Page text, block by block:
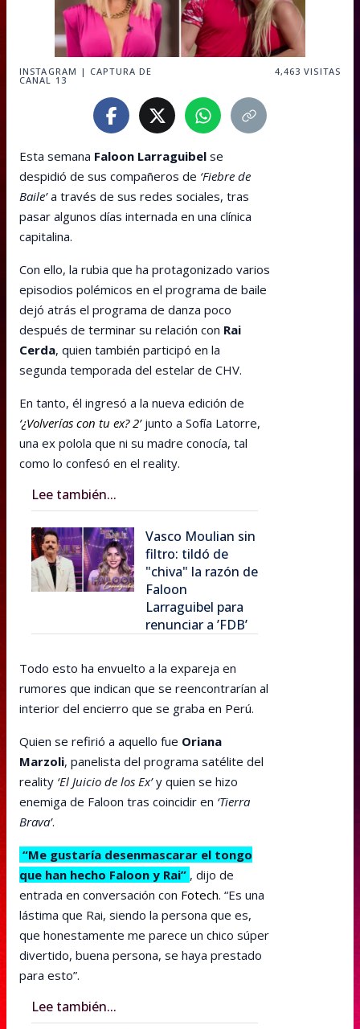
INSTAGRAM | CAPTURA DE
CANAL 13
4,463 VISITAS
Esta semana Faloon Larraguibel se
despidió de sus compañeros de ‘Fiebre de
Baile’a través de sus redes sociales, tras
pasar algunos días internada en una clínica
capitalina.
Con ello, la rubia que ha protagonizado varios
episodios polémicos en el programa de baile
dejó atrás el programa de danza poco
después de terminar su relación con Rai
Cerda, quien también participó en la
segunda temporada del estelar de CHV.
En tanto, él ingresó a la nueva edición de
‘¿Volverías con tu ex? 2’junto a Sofía Latorre,
una ex polola que ni su madre conocía, tal
como lo confesó en el reality.
Lee también...
Vasco Moulian sin
filtro: tildó de
"chiva" la razón de
Faloon
Larraguibel para
renunciar a ’FDB’
Todo esto ha envuelto a la expareja en
rumores que indican que se reencontrarían al
interior del encierro que se graba en Perú.
Quien se refirió a aquello fue Oriana
Marzoli, panelista del programa satélite del
reality ‘El Juicio de los Ex’y quien se hizo
enemiga de Faloon tras coincidir en ‘Tierra
Brava’.
“Me gustaría desenmascarar el tongo
que han hecho Faloon y Rai” , dijo de
entrada en conversación con Fotech. “Es una
lástima que Rai, siendo la persona que es,
que honestamente me parece un chico súper
divertido, buena persona, se haya prestado
para esto”.
Lee también...